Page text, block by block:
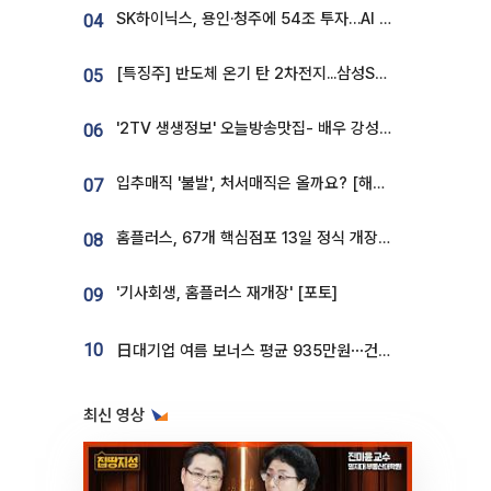
04 SK하이닉스, 용인·청주에 54조 투자…AI 메모리 생산기지 키운다
05 [특징주] 반도체 온기 탄 2차전지...삼성SDI, 장 초반 7% 넘게 껑충
06 '2TV 생생정보' 오늘방송맛집- 배우 강성진 단골! 쌀국수ㆍ푸팟퐁 커리 맛집 '블○○○'
07 입추매직 '불발', 처서매직은 올까요? [해시태그]
08 홈플러스, 67개 핵심점포 13일 정식 개장…영업 재개 속도
09 '기사회생, 홈플러스 재개장' [포토]
10 日대기업 여름 보너스 평균 935만원⋯건설회사 1800만 넘어
최신 영상